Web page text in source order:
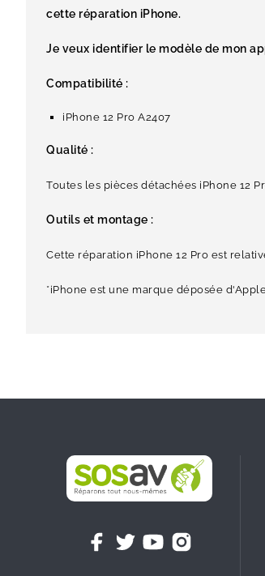
cette réparation iPhone.
Je veux identifier le modèle de mon
Compatibilité :
iPhone 12 Pro A2407
Qualité :
Toutes les pièces détachées iPhone 12
Outils et montage :
Cette réparation iPhone 12 Pro est
*iPhone est une marque déposée